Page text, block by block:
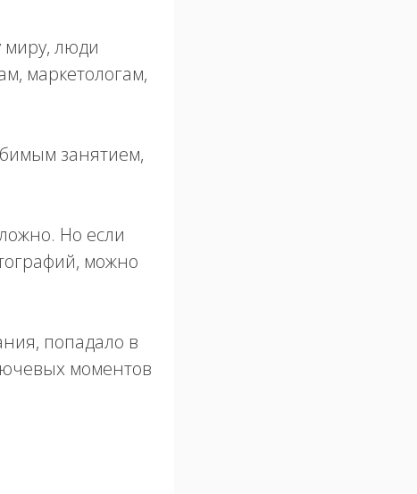
миру, люди
маркетологам,
занятием,
Но если
можно
попадало в
моментов